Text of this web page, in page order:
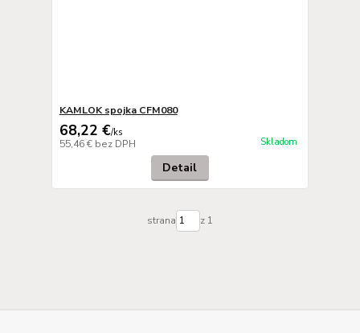
KAMLOK spojka CFM080
68,22 €/ks
55,46 € bez DPH Skladom
Detail
strana z 1